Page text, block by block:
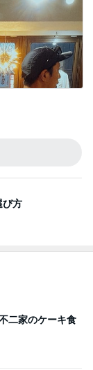
び方
二家のケーキ食